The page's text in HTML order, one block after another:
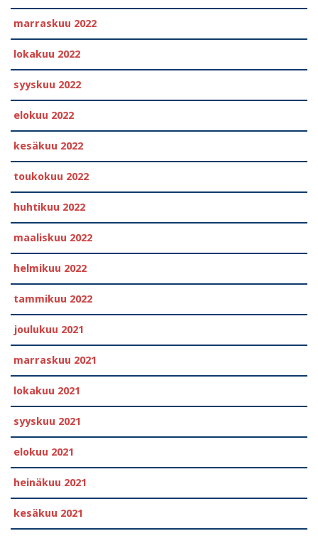
marraskuu 2022
lokakuu 2022
syyskuu 2022
elokuu 2022
kesäkuu 2022
toukokuu 2022
huhtikuu 2022
maaliskuu 2022
helmikuu 2022
tammikuu 2022
joulukuu 2021
marraskuu 2021
lokakuu 2021
syyskuu 2021
elokuu 2021
heinäkuu 2021
kesäkuu 2021